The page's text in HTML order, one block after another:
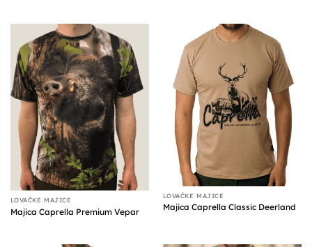
LOVAČKE MAJICE
Majica Caprella Premium Vepar
LOVAČKE MAJICE
Majica Caprella Classic Deerland